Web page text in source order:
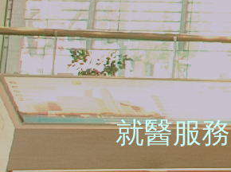
就醫服務